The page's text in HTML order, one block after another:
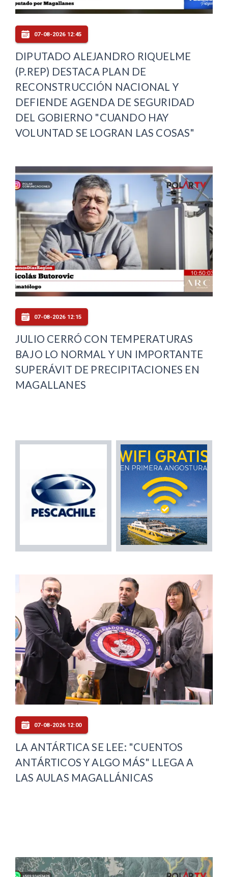
07-08-2026 12:45
DIPUTADO ALEJANDRO RIQUELME
(P.REP) DESTACA PLAN DE
RECONSTRUCCIÓN NACIONAL Y
DEFIENDE AGENDA DE SEGURIDAD
DEL GOBIERNO "CUANDO HAY
VOLUNTAD SE LOGRAN LAS COSAS"
07-08-2026 12:15
JULIO CERRÓ CON TEMPERATURAS
BAJO LO NORMAL Y UN IMPORTANTE
SUPERÁVIT DE PRECIPITACIONES EN
MAGALLANES
07-08-2026 12:00
LA ANTÁRTICA SE LEE: "CUENTOS
ANTÁRTICOS Y ALGO MÁS" LLEGA A
LAS AULAS MAGALLÁNICAS